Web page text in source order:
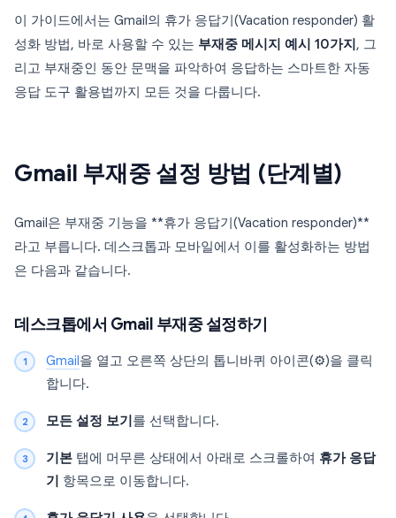
이 가이드에서는 Gmail의 휴가 응답기(Vacation responder) 활
성화 방법, 바로 사용할 수 있는 부재중 메시지 예시 10가지 , 그
리고 부재중인 동안 문맥을 파악하여 응답하는 스마트한 자동
응답 도구 활용법까지 모든 것을 다룹니다.
Gmail 부재중 설정 방법 (단계별)
Gmail은 부재중 기능을 **휴가 응답기(Vacation responder)**
라고 부릅니다. 데스크톱과 모바일에서 이를 활성화하는 방법
은 다음과 같습니다.
데스크톱에서 Gmail 부재중 설정하기
Gmail 을 열고 오른쪽 상단의 톱니바퀴 아이콘(⚙)을 클릭
합니다.
모든 설정 보기 를 선택합니다.
기본 탭에 머무른 상태에서 아래로 스크롤하여 휴가 응답
기
항목으로 이동합니다.